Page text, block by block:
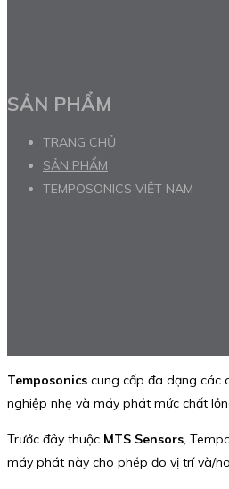
SẢN PHẨM
TRANG CHỦ
SẢN PHẨM
TEMPOSONICS VIỆT NAM
Temposonics cung cấp đa dạng các
nghiệp nhẹ và máy phát mức chất
Trước đây thuộc MTS Sensors,
máy phát này cho phép đo vị trí và/